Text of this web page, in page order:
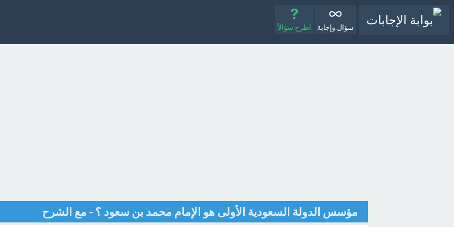
سؤال وإجابة اطرح سؤالاً
مؤسس الدولة السعودية الأولى هو الإمام محمد بن سعود ؟ - مع الشرح